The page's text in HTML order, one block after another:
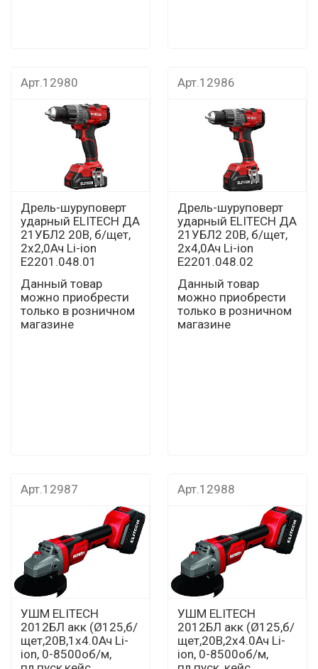
Арт.12980
Дрель-шуруповерт
ударный ELITECH ДА
21УБЛ2 20В, б/щет,
2х2,0Ач Li-ion
Е2201.048.01
Данный товар
можно приобрести
только в розничном
магазине
Арт.12986
Дрель-шуруповерт
ударный ELITECH ДА
21УБЛ2 20В, б/щет,
2х4,0Ач Li-ion
Е2201.048.02
Данный товар
можно приобрести
только в розничном
магазине
Арт.12987
УШМ ELITECH
2012БЛ акк (Ø125,б/
щет,20В,1х4.0Ач Li-
ion, 0-8500об/м,
Арт.12988
УШМ ELITECH
2012БЛ акк (Ø125,б/
щет,20В,2х4.0Ач Li-
ion, 0-8500об/м,